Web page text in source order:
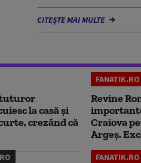
CITEȘTE MAI MULTE
tuturor
la casă și
crezând că
FANATIK.RO
Revine
Craiova
Argeş.
FANATIK.RO